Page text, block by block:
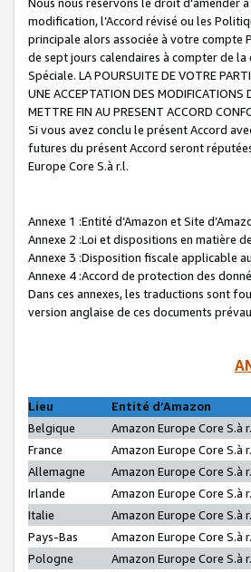
modification, l’Accord révisé ou les
principale alors associée à votre compte
de sept jours calendaires à compter de
Spéciale. LA POURSUITE DE VOTRE
UNE ACCEPTATION DES MODIFICATIONS
METTRE FIN AU PRESENT ACCORD
Si vous avez conclu le présent Accord
futures du présent Accord seront
Europe Core S.à r.l.
Annexe 1 :Entité d’Amazon et Site
Annexe 2 :Loi et dispositions en matière
Annexe 3 :Disposition fiscale applicable
Annexe 4 :Accord de protection des
Dans ces annexes, les traductions sont
version anglaise de ces documents
Lieu
Entité d’Amazon
Belgique
Amazon Europe Core S.à
France
Amazon Europe Core S.à
Allemagne
Amazon Europe Core S.à
Irlande
Amazon Europe Core S.à
Italie
Amazon Europe Core S.à
Pays-Bas
Amazon Europe Core S.à
Pologne
Amazon Europe Core S.à